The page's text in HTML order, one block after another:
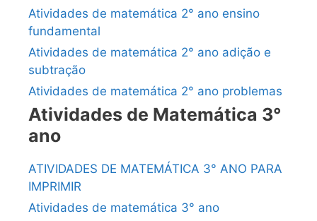
Atividades de matemática 2° ano ensino
fundamental
Atividades de matemática 2° ano adição e
subtração
Atividades de matemática 2° ano problemas
Atividades de Matemática 3°
ano
ATIVIDADES DE MATEMÁTICA 3° ANO PARA
IMPRIMIR
Atividades de matemática 3° ano